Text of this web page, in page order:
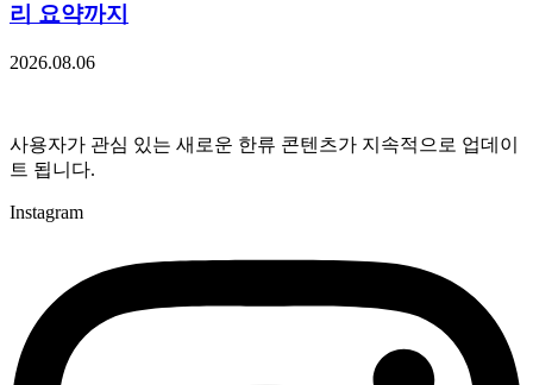
리 요약까지
2026.08.06
사용자가 관심 있는 새로운 한류 콘텐츠가 지속적으로 업데이
트 됩니다.
Instagram